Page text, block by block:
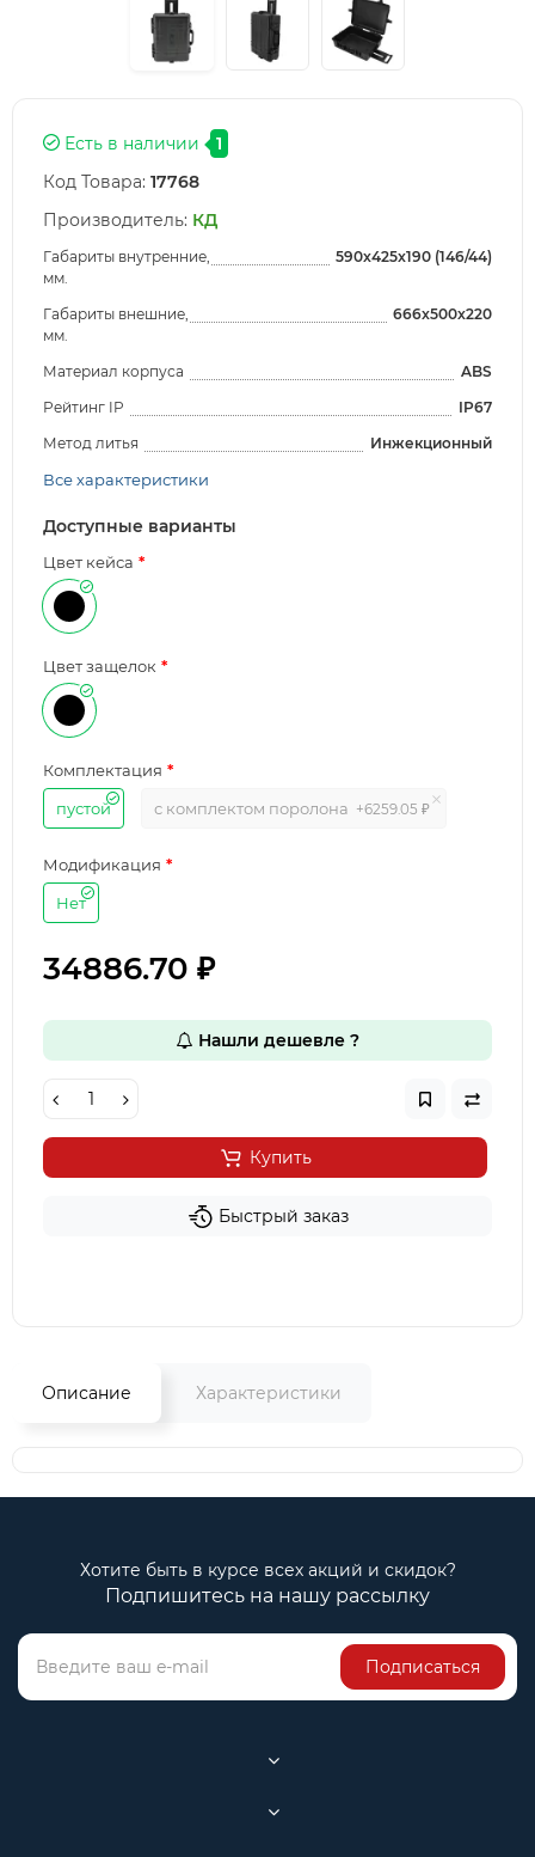
Есть в наличии
1
Код Товара: 17768
Производитель: КД
Габариты внутренние,
мм.
590x425x190 (146/44)
Габариты внешние,
мм.
666x500x220
Материал корпуса
ABS
Рейтинг IP
IP67
Метод литья
Инжекционный
Все характеристики
Доступные варианты
Цвет кейса
Цвет защелок
Комплектация
пустой
с комплектом поролона +6259.05 ₽
Модификация
Нет
34886.70 ₽
Нашли дешевле ?
Купить
Быстрый заказ
Описание Характеристики
Хотите быть в курсе всех акций и скидок?
Подпишитесь на нашу рассылку
Подписаться